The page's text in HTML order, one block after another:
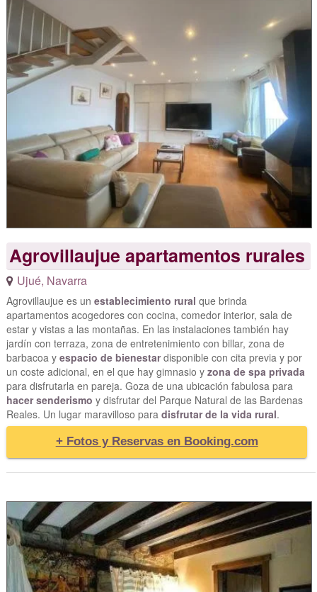
Agrovillaujue apartamentos rurales
Ujué, Navarra
Agrovillaujue es un establecimiento rural que brinda
apartamentos acogedores con cocina, comedor interior, sala de
estar y vistas a las montañas. En las instalaciones también hay
jardín con terraza, zona de entretenimiento con billar, zona de
barbacoa y espacio de bienestardisponible con cita previa y por
un coste adicional, en el que hay gimnasio y zona de spa privada
para disfrutarla en pareja. Goza de una ubicación fabulosa para
hacer senderismo y disfrutar del Parque Natural de las Bardenas
Reales. Un lugar maravilloso para disfrutar de la vida rural.
+ Fotos y Reservas en Booking.com